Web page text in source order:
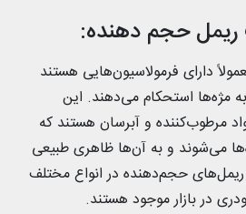
ریمل حجم‌ دهنده:
دارای فرمولاسیون‌هایی هستند
مژه‌ها استحکام می‌دهند. این
مرطوب‌کننده و آبرسان هستند که
می‌شوند و به آن‌ها ظاهری طبیعی
حجم‌دهنده در انواع مختلف
در بازار موجود هستند.